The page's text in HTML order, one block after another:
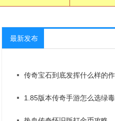
最新发布
传奇宝石到底发挥什么样的
1.85版本传奇手游怎么选绿毒